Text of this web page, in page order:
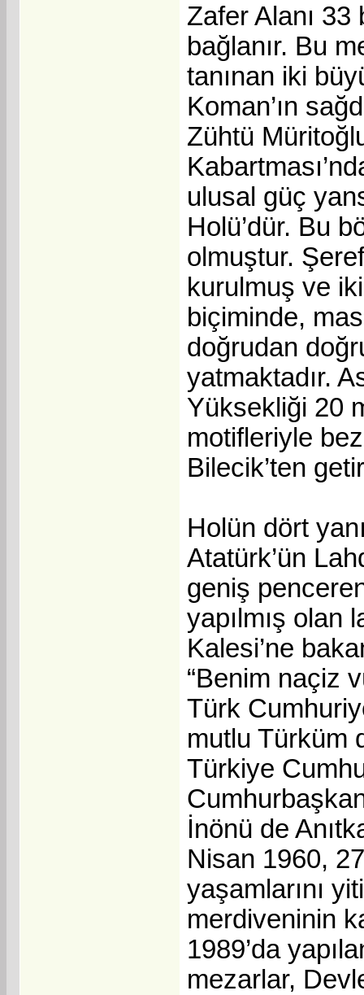
Zafer Alanı 33
bağlanır. Bu
tanınan iki
Koman’ın
Zühtü
ulusal güç
Holü’dür. Bu
olmuştur.
kurulmuş ve
biçiminde,
doğrudan
yatmaktadır.
Yüksekliği 20
motifleriyle
Bilecik’ten
Holün dört
Atatürk’ün
geniş
yapılmış olan
Kalesi’ne
“Benim naçiz
Türk
mutlu Türküm
Türkiye
İnönü de
Nisan 1960,
yaşamlarını
merdiveninin
1989’da
mezarlar,